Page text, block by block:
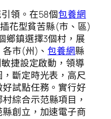
領。在58個包養網
花型貧苦縣(市、區)
鄉鎮選擇3個村，展
各市(州)、包養網縣
捷設定啟動，領導
斷定時光表，高尺
試點任務。實行好
綜合示范縣項目，
創立，加速電子商